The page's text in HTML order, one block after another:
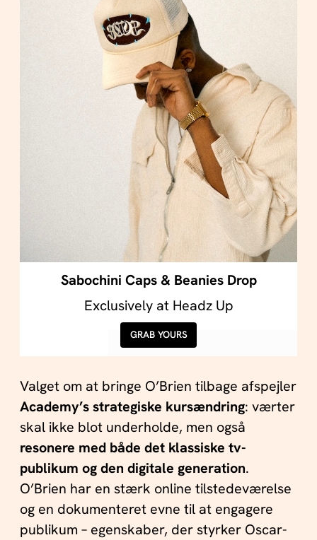
Sabochini Caps & Beanies Drop
Exclusively at Headz Up
GRAB YOURS
Valget om at bringe O’Brien tilbage afspejler
Academy’s strategiske kursændring: værter
skal ikke blot underholde, men også
resonere med både det klassiske tv-
publikum og den digitale generation.
O’Brien har en stærk online tilstedeværelse
og en dokumenteret evne til at engagere
publikum – egenskaber, der styrker Oscar-